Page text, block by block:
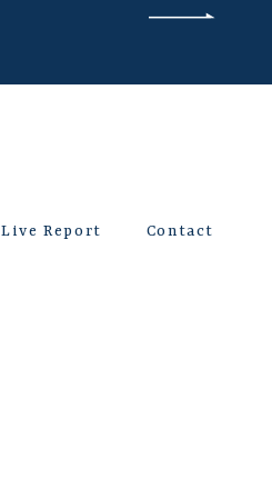
Live Report Contact